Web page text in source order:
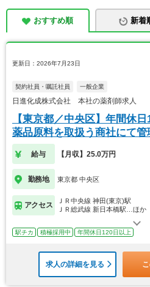
おすすめ順 新着
更新日：2026年7月23日
契約社員・嘱託社員 一般企業
日進化成株式会社 本社の薬剤師求人
【東京都／中央区】年間休
薬品原料を取扱う商社にて
＞
給与 【月収】25.0万円
勤務地 東京都 中央区
アクセス
ＪＲ中央線 神田(東京)駅
ＪＲ総武線 新日本橋駅…ほか
駅チカ 積極採用中 年間休日120日以上
求人の詳細を見る